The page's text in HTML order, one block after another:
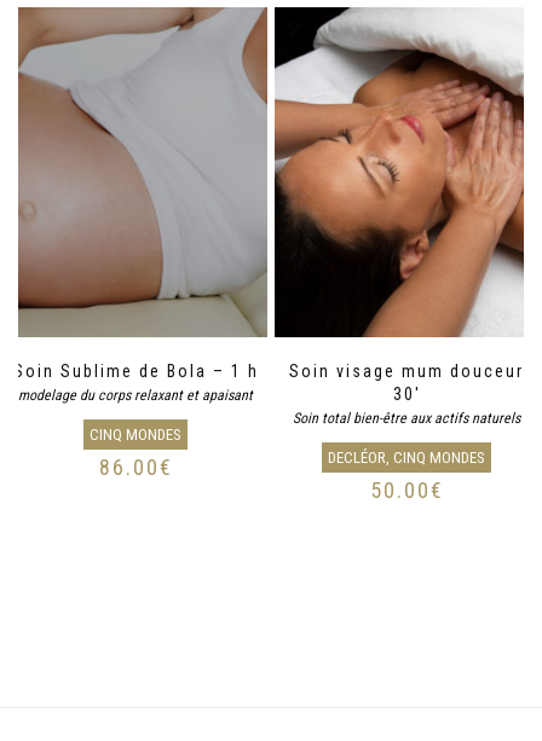
Soin Sublime de Bola – 1 h
modelage du corps relaxant et apaisant
CINQ MONDES
86.00€
Soin visage mum douceur
30′
Soin total bien-être aux actifs naturels
DECLÉOR, CINQ MONDES
50.00€